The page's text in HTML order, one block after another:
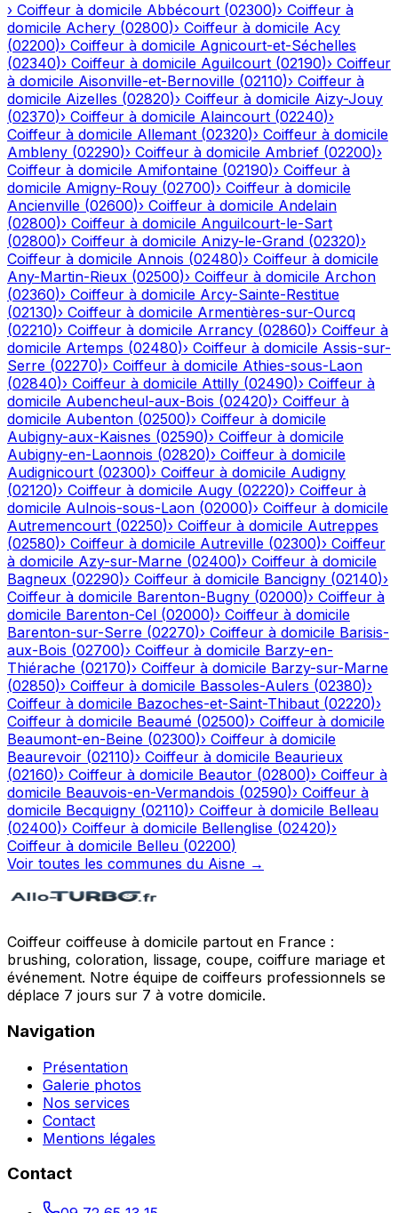
› Coiffeur à domicile Abbécourt (02300)› Coiffeur à
domicile Achery (02800)› Coiffeur à domicile Acy
(02200)› Coiffeur à domicile Agnicourt-et-Séchelles
(02340)› Coiffeur à domicile Aguilcourt (02190)› Coiffeur
à domicile Aisonville-et-Bernoville (02110)› Coiffeur à
domicile Aizelles (02820)› Coiffeur à domicile Aizy-Jouy
(02370)› Coiffeur à domicile Alaincourt (02240)›
Coiffeur à domicile Allemant (02320)› Coiffeur à domicile
Ambleny (02290)› Coiffeur à domicile Ambrief (02200)›
Coiffeur à domicile Amifontaine (02190)› Coiffeur à
domicile Amigny-Rouy (02700)› Coiffeur à domicile
Ancienville (02600)› Coiffeur à domicile Andelain
(02800)› Coiffeur à domicile Anguilcourt-le-Sart
(02800)› Coiffeur à domicile Anizy-le-Grand (02320)›
Coiffeur à domicile Annois (02480)› Coiffeur à domicile
Any-Martin-Rieux (02500)› Coiffeur à domicile Archon
(02360)› Coiffeur à domicile Arcy-Sainte-Restitue
(02130)› Coiffeur à domicile Armentières-sur-Ourcq
(02210)› Coiffeur à domicile Arrancy (02860)› Coiffeur à
domicile Artemps (02480)› Coiffeur à domicile Assis-sur-
Serre (02270)› Coiffeur à domicile Athies-sous-Laon
(02840)› Coiffeur à domicile Attilly (02490)› Coiffeur à
domicile Aubencheul-aux-Bois (02420)› Coiffeur à
domicile Aubenton (02500)› Coiffeur à domicile
Aubigny-aux-Kaisnes (02590)› Coiffeur à domicile
Aubigny-en-Laonnois (02820)› Coiffeur à domicile
Audignicourt (02300)› Coiffeur à domicile Audigny
(02120)› Coiffeur à domicile Augy (02220)› Coiffeur à
domicile Aulnois-sous-Laon (02000)› Coiffeur à domicile
Autremencourt (02250)› Coiffeur à domicile Autreppes
(02580)› Coiffeur à domicile Autreville (02300)› Coiffeur
à domicile Azy-sur-Marne (02400)› Coiffeur à domicile
Bagneux (02290)› Coiffeur à domicile Bancigny (02140)›
Coiffeur à domicile Barenton-Bugny (02000)› Coiffeur à
domicile Barenton-Cel (02000)› Coiffeur à domicile
Barenton-sur-Serre (02270)› Coiffeur à domicile Barisis-
aux-Bois (02700)› Coiffeur à domicile Barzy-en-
Thiérache (02170)› Coiffeur à domicile Barzy-sur-Marne
(02850)› Coiffeur à domicile Bassoles-Aulers (02380)›
Coiffeur à domicile Bazoches-et-Saint-Thibaut (02220)›
Coiffeur à domicile Beaumé (02500)› Coiffeur à domicile
Beaumont-en-Beine (02300)› Coiffeur à domicile
Beaurevoir (02110)› Coiffeur à domicile Beaurieux
(02160)› Coiffeur à domicile Beautor (02800)› Coiffeur à
domicile Beauvois-en-Vermandois (02590)› Coiffeur à
domicile Becquigny (02110)› Coiffeur à domicile Belleau
(02400)› Coiffeur à domicile Bellenglise (02420)›
Coiffeur à domicile Belleu (02200)
Voir toutes les communes du Aisne →
Coiffeur coiffeuse à domicile partout en France :
brushing, coloration, lissage, coupe, coiffure mariage et
événement. Notre équipe de coiffeurs professionnels se
déplace 7 jours sur 7 à votre domicile.
Navigation
Présentation
Galerie photos
Nos services
Contact
Mentions légales
Contact